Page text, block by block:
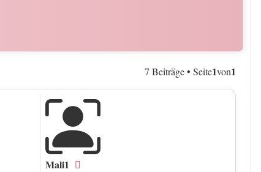
7 Beiträge • Seite1von1
Mali1